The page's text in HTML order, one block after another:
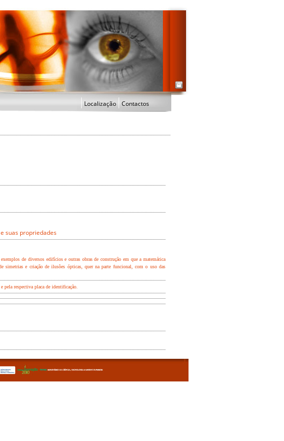
Contactos
Localização
suas propriedades
de diversos edifícios e outras obras de construção em que a matemática
simetrias e criação de ilusões ópticas, quer na parte funcional, com o uso das
respectiva placa de identificação.